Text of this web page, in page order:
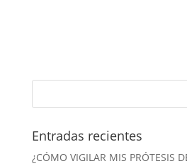
Entradas recientes
¿CÓMO VIGILAR MIS PRÓTESIS